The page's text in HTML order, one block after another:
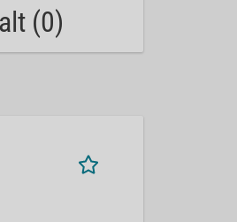
(0)